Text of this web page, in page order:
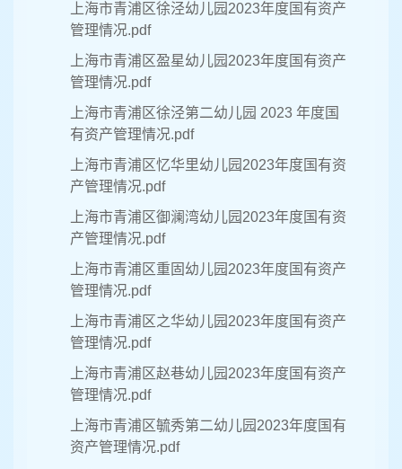
上海市青浦区徐泾幼儿园2023年度国有资产
管理情况.pdf
上海市青浦区盈星幼儿园2023年度国有资产
管理情况.pdf
上海市青浦区徐泾第二幼儿园 2023 年度国
有资产管理情况.pdf
上海市青浦区忆华里幼儿园2023年度国有资
产管理情况.pdf
上海市青浦区御澜湾幼儿园2023年度国有资
产管理情况.pdf
上海市青浦区重固幼儿园2023年度国有资产
管理情况.pdf
上海市青浦区之华幼儿园2023年度国有资产
管理情况.pdf
上海市青浦区赵巷幼儿园2023年度国有资产
管理情况.pdf
上海市青浦区毓秀第二幼儿园2023年度国有
资产管理情况.pdf